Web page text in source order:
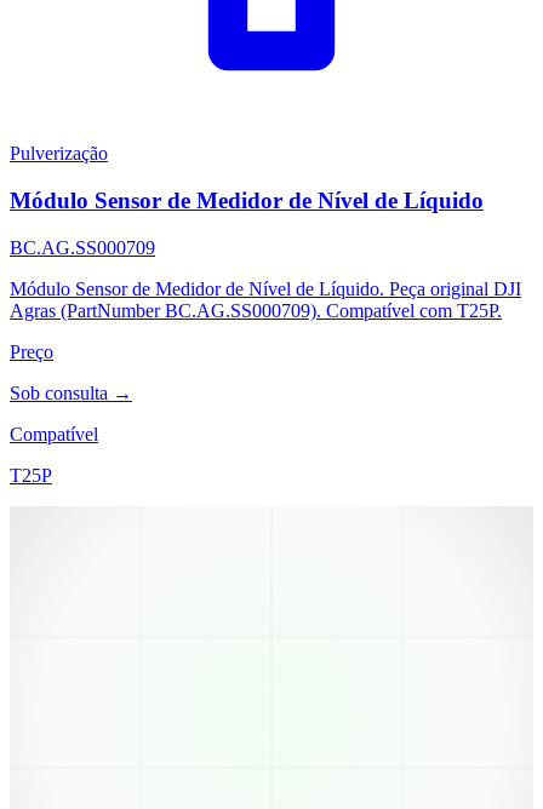
Pulverização
Módulo Sensor de Medidor de Nível de Líquido
BC.AG.SS000709
Módulo Sensor de Medidor de Nível de Líquido. Peça original DJI
Agras (PartNumber BC.AG.SS000709). Compatível com T25P.
Preço
Sob consulta →
Compatível
T25P